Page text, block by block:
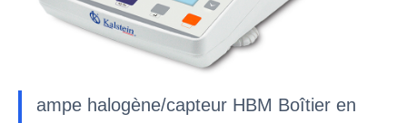
ampe halogène/capteur HBM Boîtier en